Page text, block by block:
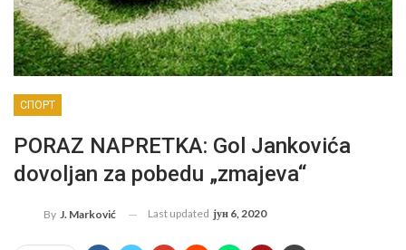
СПОРТ
PORAZ NAPRETKA: Gol Jankovića
dovoljan za pobedu „zmajeva“
By J. Marković Last updated јун 6, 2020